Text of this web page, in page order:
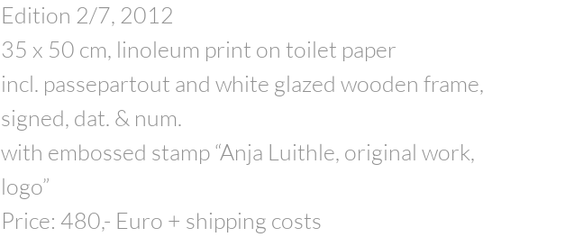
Edition 2/7, 2012
35 x 50 cm, linoleum print on toilet paper
incl. passepartout and white glazed wooden frame,
signed, dat. & num.
with embossed stamp “Anja Luithle, original work,
logo”
Price: 480,- Euro + shipping costs